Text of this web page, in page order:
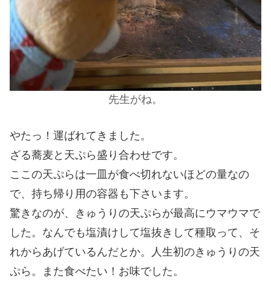
先生がね。
やたっ！運ばれてきました。
ざる蕎麦と天ぷら盛り合わせです。
ここの天ぷらは一皿が食べ切れないほどの量なの
で、持ち帰り用の容器も下さいます。
驚きなのが、きゅうりの天ぷらが最高にウマウマで
した。なんでも塩漬けして塩抜きして種取って、そ
れからあげているんだとか。人生初のきゅうりの天
ぷら。また食べたい！お味でした。